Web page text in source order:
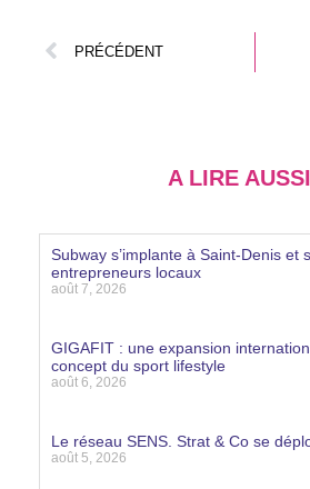
PRÉCÉDENT
A LIRE
Subway s’implante à Saint-Denis et
entrepreneurs locaux
août 7, 2026
GIGAFIT : une expansion
concept du sport lifestyle
août 6, 2026
Le réseau SENS. Strat & Co se
août 5, 2026